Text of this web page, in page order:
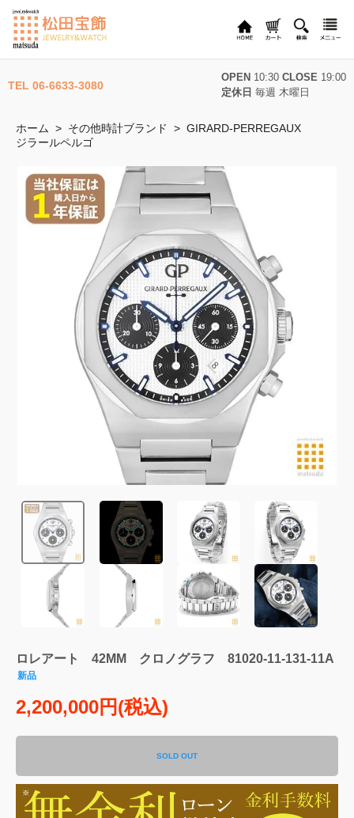
TEL 06-6633-3080
OPEN 10:30 CLOSE 19:00
定休日 毎週 木曜日
ホーム > その他時計ブランド > GIRARD-PERREGAUX
ジラールペルゴ
ロレアート 42MM クロノグラフ 81020-11-131-11A
新品
2,200,000円(税込)
SOLD OUT